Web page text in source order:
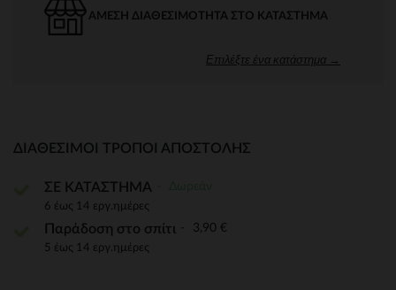
ΆΜΕΣΗ ΔΙΑΘΕΣΙΜΌΤΗΤΑ ΣΤΟ ΚΑΤΆΣΤΗΜΑ
Επιλέξτε ένα κατάστημα →
ΔΙΑΘΈΣΙΜΟΙ ΤΡΌΠΟΙ ΑΠΟΣΤΟΛΉΣ
ΣΕ ΚΑΤΑΣΤΗΜΑ
6 έως 14 εργ.ημέρες
Παράδοση στο σπίτι 3,90 €
5 έως 14 εργ.ημέρες